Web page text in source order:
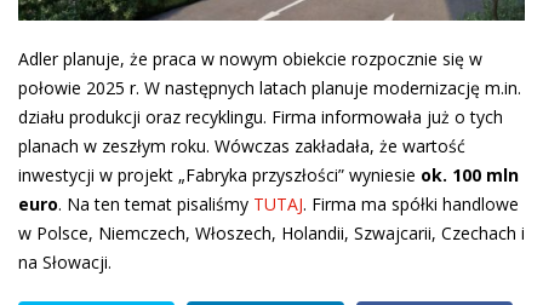
Adler planuje, że praca w nowym obiekcie rozpocznie się w
połowie 2025 r. W następnych latach planuje modernizację m.in.
działu produkcji oraz recyklingu. Firma informowała już o tych
planach w zeszłym roku. Wówczas zakładała, że wartość
inwestycji w projekt „Fabryka przyszłości” wyniesie ok. 100 mln
euro. Na ten temat pisaliśmy TUTAJ. Firma ma spółki handlowe
w Polsce, Niemczech, Włoszech, Holandii, Szwajcarii, Czechach i
na Słowacji.